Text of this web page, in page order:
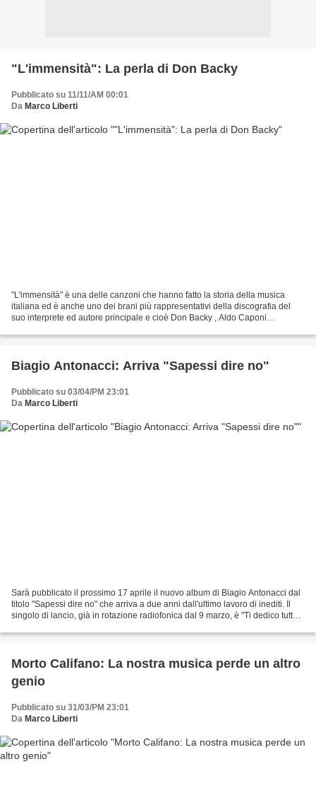
"L'immensità": La perla di Don Backy
Pubblicato su 11/11/AM 00:01
Da Marco Liberti
"L'immensità" è una delle canzoni che hanno fatto la storia della musica
italiana ed è anche uno dei brani più rappresentativi della discografia del
suo interprete ed autore principale e cioè Don Backy , Aldo Caponi
Biagio Antonacci: Arriva "Sapessi dire no"
Pubblicato su 03/04/PM 23:01
Da Marco Liberti
Sarà pubblicato il prossimo 17 aprile il nuovo album di Biagio Antonacci dal
titolo "Sapessi dire no" che arriva a due anni dall'ultimo lavoro di inediti. Il
singolo di lancio, già in rotazione radiofonica dal 9 marzo, è "Ti dedico tutto"
Morto Califano: La nostra musica perde un altro
genio
Pubblicato su 31/03/PM 23:01
Da Marco Liberti